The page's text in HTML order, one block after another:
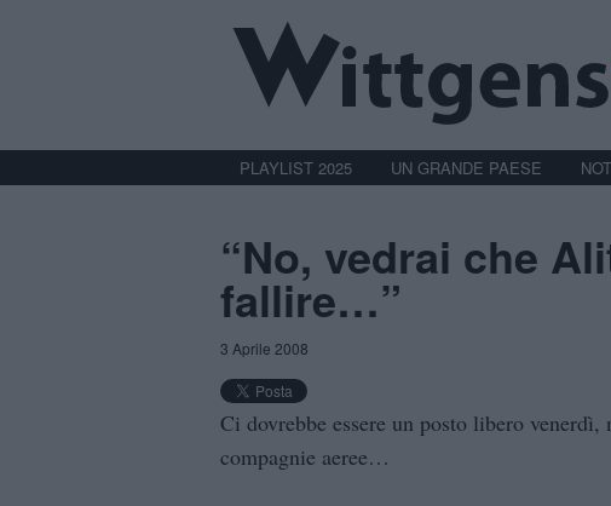
PLAYLIST 2025 UN GRANDE PAESE
“No, vedrai che
fallire…”
3 Aprile 2008
Ci dovrebbe essere un posto libero venerdì,
compagnie aeree…